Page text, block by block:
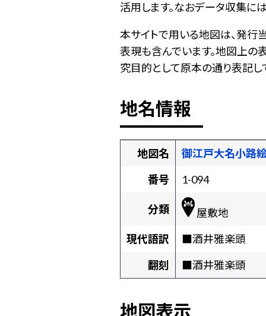
活用します。なおデータ収集に
本サイトで用いる地図は、発行
表現も含んでいます。地図上の
究目的として原本の通り表記し
地名情報
地図名
御江戸大名小路
番号
1-094
分類
屋敷地
現代語訳
■酒井雅楽頭
翻刻
■酒井雅楽頭
地図表示